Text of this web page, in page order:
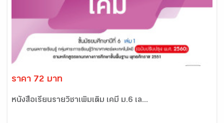
ราคา 72 บาท
หนังสือเรียนรายวิชาเพิ่มเติม เคมี ม.6 เล...